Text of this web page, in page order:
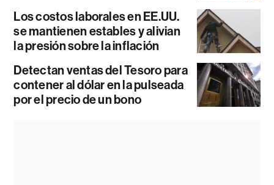
Los costos laborales en EE.UU.
se mantienen estables y alivian
la presión sobre la inflación
Detectan ventas del Tesoro para
contener al dólar en la pulseada
por el precio de un bono